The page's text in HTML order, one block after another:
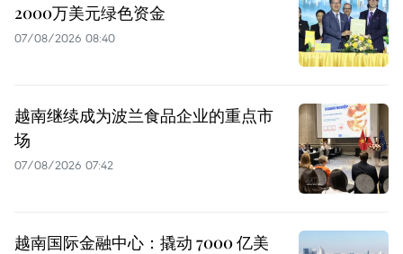
2000万美元绿色资金
07/08/2026 08:40
越南继续成为波兰食品企业的重点市
场
07/08/2026 07:42
越南国际金融中心：撬动 7000 亿美